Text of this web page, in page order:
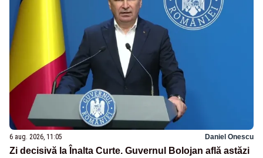
6 aug. 2026, 11:05 Daniel Onescu
Zi decisivă la Înalta Curte. Guvernul Bolojan află astăzi